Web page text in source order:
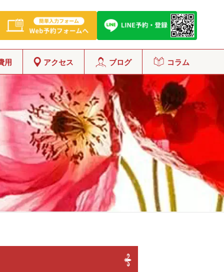
用 アクセス ブログ コラム